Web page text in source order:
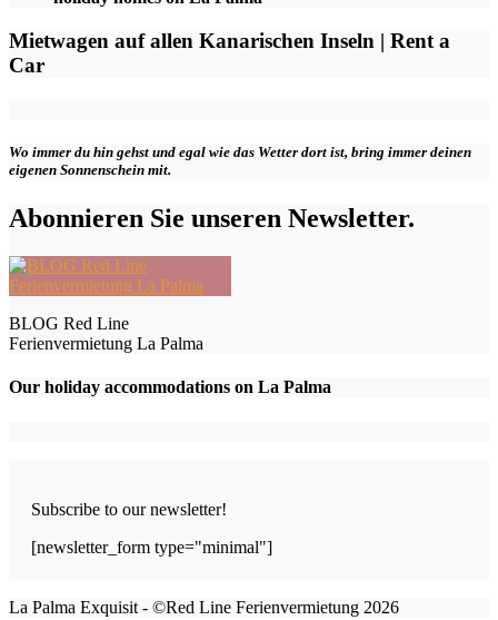
Mietwagen auf allen Kanarischen Inseln | Rent a
Car
Wo immer du hin gehst und egal wie das Wetter dort ist, bring immer deinen
eigenen Sonnenschein mit.
Abonnieren Sie unseren Newsletter.
BLOG Red Line
Ferienvermietung La Palma
Our holiday accommodations on La Palma
Subscribe to our newsletter!
[newsletter_form type="minimal"]
La Palma Exquisit - ©Red Line Ferienvermietung 2026